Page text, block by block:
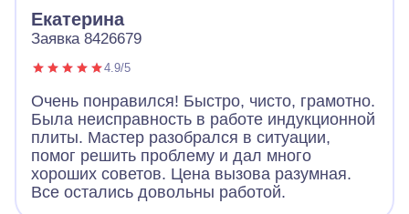
Екатерина
Заявка 8426679
4.9/5
Очень понравился! Быстро, чисто, грамотно.
Была неисправность в работе индукционной
плиты. Мастер разобрался в ситуации,
помог решить проблему и дал много
хороших советов. Цена вызова разумная.
Все остались довольны работой.